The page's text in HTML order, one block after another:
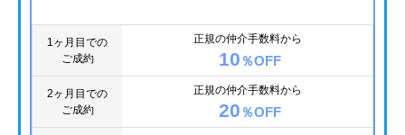
1ヶ月目での
ご成約
正規の仲介手数料から
10 ％OFF
2ヶ月目での
ご成約
正規の仲介手数料から
20 ％OFF